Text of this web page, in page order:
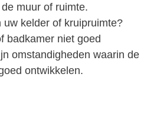
muur of ruimte.
uw kelder of kruipruimte?
badkamer niet goed
omstandigheden waarin de
ontwikkelen.